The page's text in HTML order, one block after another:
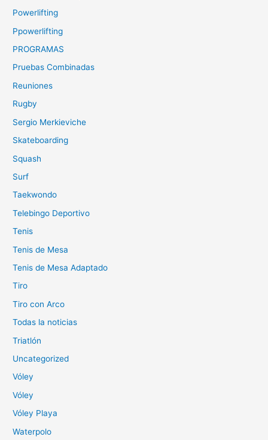
Powerlifting
Ppowerlifting
PROGRAMAS
Pruebas Combinadas
Reuniones
Rugby
Sergio Merkieviche
Skateboarding
Squash
Surf
Taekwondo
Telebingo Deportivo
Tenis
Tenis de Mesa
Tenis de Mesa Adaptado
Tiro
Tiro con Arco
Todas la noticias
Triatlón
Uncategorized
Vóley
Vóley
Vóley Playa
Waterpolo